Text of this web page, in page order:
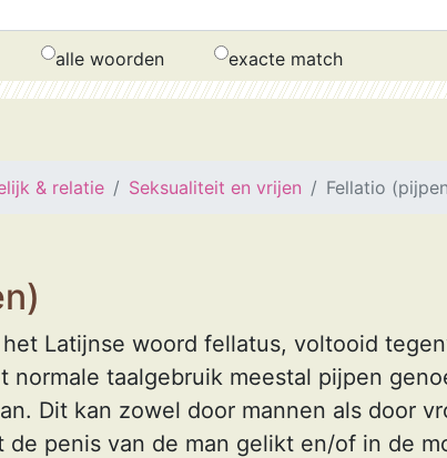
alle woorden exacte match
& relatie Seksualiteit en vrijen Fellatio
Latijnse woord fellatus, voltooid
normale taalgebruik meestal pijpen
Dit kan zowel door mannen als door
penis van de man gelikt en/of in de